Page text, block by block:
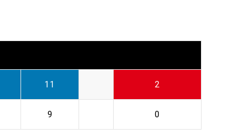
11 2
9 0